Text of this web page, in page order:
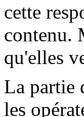
cette
contenu.
qu'elles
La partie
les